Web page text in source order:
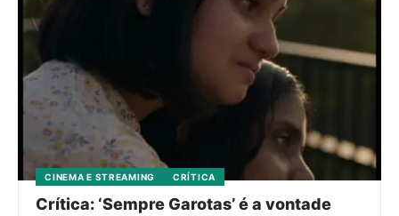
CINEMA E STREAMING CRÍTICA
Crítica: ‘Sempre Garotas’ é a vontade